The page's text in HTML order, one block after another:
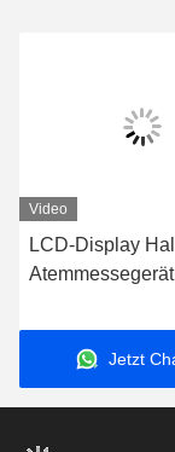
Video
LCD-Display
inklusive Batterie
Jetzt